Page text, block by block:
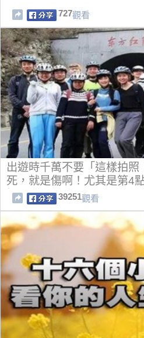
727觀看
出遊時千萬不要「這樣拍
死，就是傷啊！尤其是第4
記啊！
39251觀看